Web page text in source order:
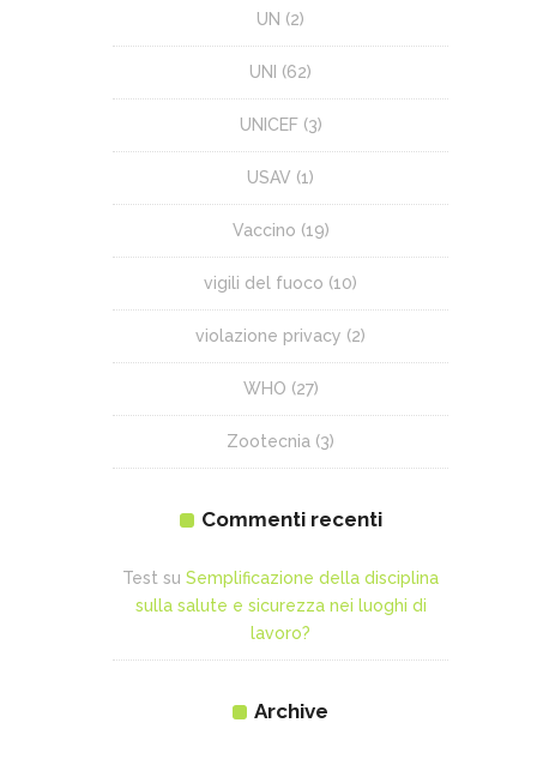
UN (2)
UNI (62)
UNICEF(3)
USAV (1)
Vaccino (19)
vigili del fuoco (10)
violazione privacy (2)
WHO (27)
Zootecnia (3)
Commenti recenti
Test su Semplificazione della disciplina
sulla salute e sicurezza nei luoghi di
lavoro?
Archive